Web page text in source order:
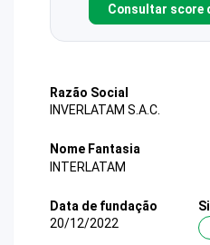
Consultar score
Razão Social
INVERLATAM S.A.C.
Nome Fantasia
INTERLATAM
Data de fundação
20/12/2022